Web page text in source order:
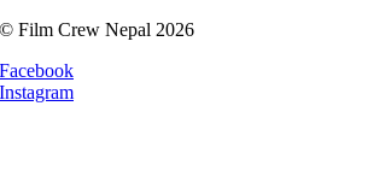
© Film Crew Nepal 2026
Facebook
Instagram